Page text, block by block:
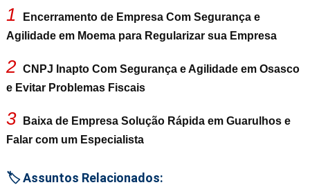
1
Encerramento de Empresa Com Segurança e
Agilidade em Moema para Regularizar sua Empresa
2 CNPJ Inapto Com Segurança e Agilidade em Osasco
e Evitar Problemas Fiscais
3
Baixa de Empresa Solução Rápida em Guarulhos e
Falar com um Especialista
🏷️ Assuntos Relacionados: